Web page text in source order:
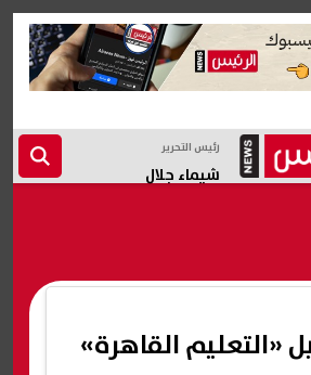
رئيس التحرير
شيماء جلال
«التعليم القاهرة»